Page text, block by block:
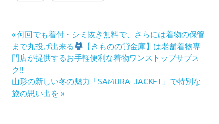
き
も
の
ゆ
か
た
ゆ
投
稿
ナ
ビ
前
の
記
事:
何回でも着付・シミ抜き無料で、さらには着物の保管
まで丸投げ出来る
【きものの貸金庫】は老舗着物専
門店が提供するお手軽便利な着物ワンストップサブス
ク!!
次
の
記
山形の新しい冬の魅力「SAMURAI JACKET」で特別な
旅の思い出を